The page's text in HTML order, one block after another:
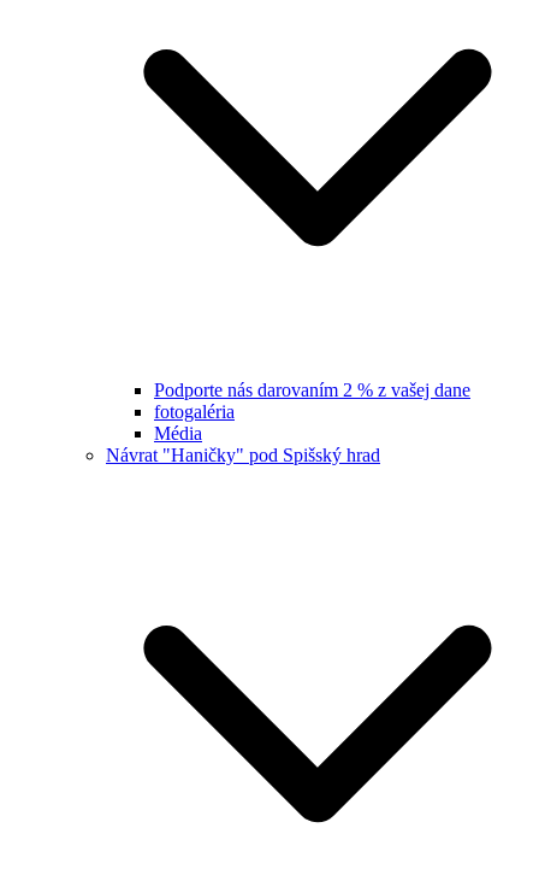
Podporte nás darovaním 2 % z vašej dane
fotogaléria
Média
Návrat "Haničky" pod Spišský hrad